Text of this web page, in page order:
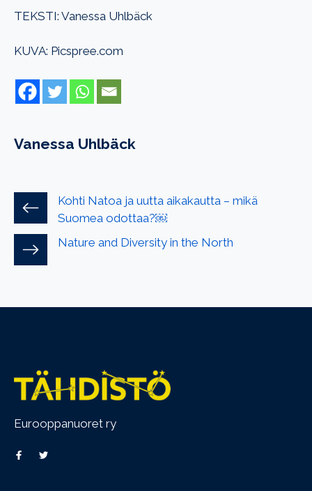
TEKSTI: Vanessa Uhlbäck
KUVA: Picspree.com
Vanessa Uhlbäck
Kohti Natoa ja uutta aikakautta – mikä
Suomea odottaa?￼
Nature and Diversity in the North
Eurooppanuoret ry